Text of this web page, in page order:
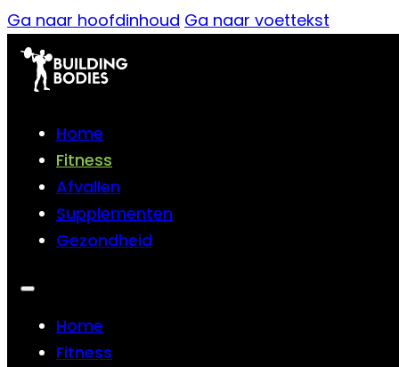
Ga naar hoofdinhoud Ga naar voettekst
Home
Fitness
Afvallen
Supplementen
Gezondheid
Home
Fitness